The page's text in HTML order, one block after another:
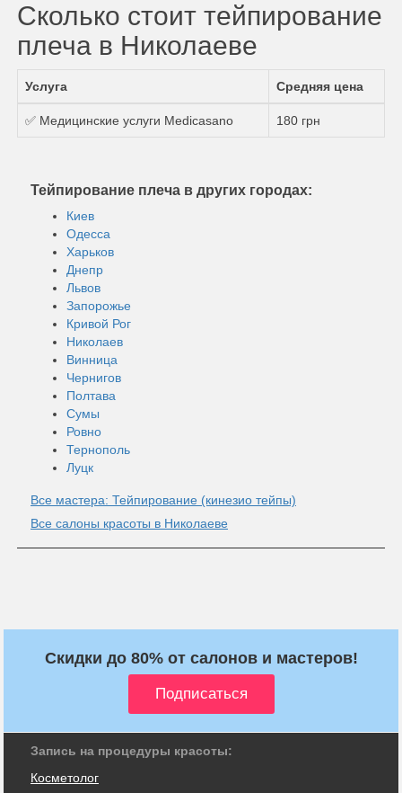
Сколько стоит тейпирование
плеча в Николаеве
Услуга Средняя цена
✅ Медицинские услуги Medicasano 180 грн
Тейпирование плеча в других городах:
Киев
Одесса
Харьков
Днепр
Львов
Запорожье
Кривой Рог
Николаев
Винница
Чернигов
Полтава
Сумы
Ровно
Тернополь
Луцк
Все мастера: Тейпирование (кинезио тейпы)
Все салоны красоты в Николаеве
Скидки до 80% от салонов и мастеров!
Запись на процедуры красоты:
Косметолог